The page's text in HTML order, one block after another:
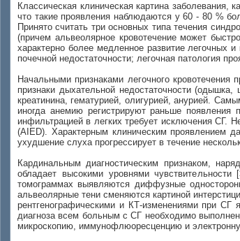
Классическая клиническая картина заболевания,
что такие проявления наблюдаются у 60 - 80 %
Принято считать три основных типа течения
(причем альвеолярное кровотечение может
характерно более медленное развитие легочных
почечной недостаточности; легочная патология
Начальными признаками легочного
признаки дыхательной недостаточности
креатинина, гематурией, олигурией, анурией.
иногда анемию регистрируют раньше появления
инфильтрацией в легких требует исключения СГ.
(AIED). Характерным клиническим проявлением
ухудшение слуха прогрессирует в течение
Кардинальным диагностическим признаком,
обладает высокими уровнями
томограммах выявляются диффузные
альвеолярные тени сменяются картиной
рентгенографическими и КТ-изменениями при СГ
диагноза всем больным с СГ необходимо
микроскопию, иммунофлюоресценцию и